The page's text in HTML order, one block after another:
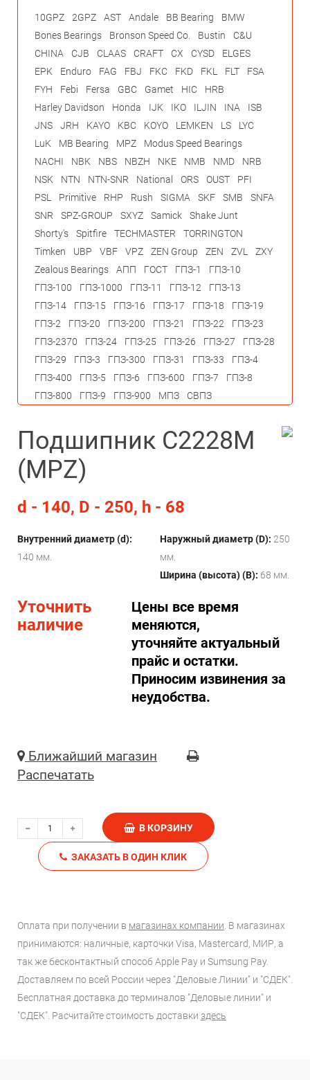
Подшипник C2228M
(MPZ)
d - 140, D - 250, h - 68
Внутренний диаметр (d):
140 мм.
Наружный диаметр (D): 250
мм.
Ширина (высота) (B): 68 мм.
Уточнить
наличие
Цены все время
меняются,
уточняйте актуальный
прайс и остатки.
Приносим извинения за
неудобства.
Ближайший магазин
Распечатать
В КОРЗИНУ
ЗАКАЗАТЬ В ОДИН КЛИК
Оплата при получении в магазинах компании . В магазинах
принимаются: наличные, карточки Visa, Mastercard, МИР, а
так же бесконтактный способ Apple Pay и Sumsung Pay.
Доставляем по всей России через "Деловые Линии" и "СДЕК".
Бесплатная доставка до терминалов "Деловые линии" и
"СДЕК". Расчитайте стоимость доставки здесь
10GPZ 2GPZ AST Andale BB Bearing
BMW
Bones Bearings
Bronson Speed Co. Bustin
C&U
CHINA
CJB CLAAS CRAFT CX CYSD
ELGES
EPK
Enduro FAG FBJ FKC FKD FKL FLT
FSA
FYH
Febi Fersa GBC Gamet HIC
HRB
Harley Davidson
Honda IJK IKO ILJIN INA
ISB
JNS
JRH KAYO KBC KOYO LEMKEN LS
LYC
LuK
MB Bearing MPZ
Modus Speed Bearings
NACHI
NBK NBS NBZH NKE NMB NMD
NRB
NSK
NTN NTN-SNR National ORS OUST
PFI
PSL
Primitive RHP Rush SIGMA SKF SMB
SNFA
SNR
SPZ-GROUP SXYZ Samick
Shake Junt
Shorty's
Spitfire TECHMASTER
TORRINGTON
Timken
UBP VBF VPZ ZEN Group ZEN ZVL
ZXY
Zealous Bearings
АПП ГОСТ ГПЗ-1
ГПЗ-10
ГПЗ-100
ГПЗ-1000 ГПЗ-11 ГПЗ-12
ГПЗ-13
ГПЗ-14
ГПЗ-15 ГПЗ-16 ГПЗ-17 ГПЗ-18
ГПЗ-19
ГПЗ-2
ГПЗ-20 ГПЗ-200 ГПЗ-21 ГПЗ-22
ГПЗ-23
ГПЗ-2370
ГПЗ-24 ГПЗ-25 ГПЗ-26 ГПЗ-27
ГПЗ-28
ГПЗ-29
ГПЗ-3 ГПЗ-300 ГПЗ-31 ГПЗ-33
ГПЗ-4
ГПЗ-400
ГПЗ-5 ГПЗ-6 ГПЗ-600 ГПЗ-7
ГПЗ-8
ГПЗ-800
ГПЗ-9 ГПЗ-900 МПЗ СВПЗ